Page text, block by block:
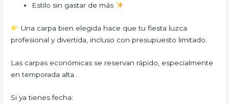
Estilo sin gastar de más
Una carpa bien elegida hace que tu fiesta luzca
profesional y divertida, incluso con presupuesto limitado.
Las carpas económicas se reservan rápido, especialmente
en temporada alta…
Si ya tienes fecha: